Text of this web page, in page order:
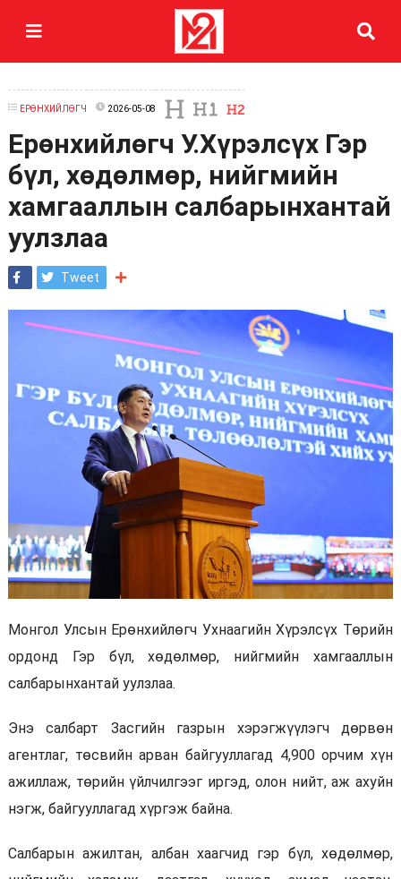
ЕРӨНХИЙЛӨГЧ 2026-05-08
Ерөнхийлөгч У.Хүрэлсүх Гэр
бүл, хөдөлмөр, нийгмийн
хамгааллын салбарынхантай
уулзлаа
Tweet
Монгол Улсын Ерөнхийлөгч Ухнаагийн Хүрэлсүх Төрийн
ордонд Гэр бүл, хөдөлмөр, нийгмийн хамгааллын
салбарынхантай уулзлаа.
Энэ салбарт Засгийн газрын хэрэгжүүлэгч дөрвөн
агентлаг, төсвийн арван байгууллагад 4,900 орчим хүн
ажиллаж, төрийн үйлчилгээг иргэд, олон нийт, аж ахуйн
нэгж, байгууллагад хүргэж байна.
Салбарын ажилтан, албан хаагчид гэр бүл, хөдөлмөр,